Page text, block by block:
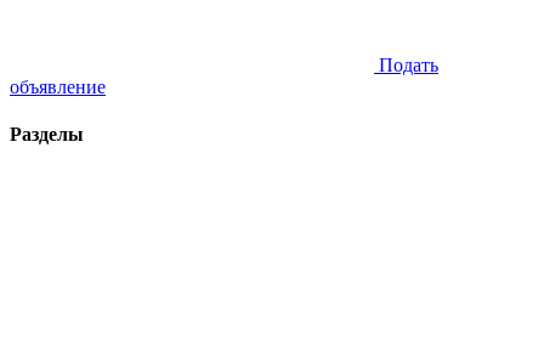
Подать
объявление
Разделы